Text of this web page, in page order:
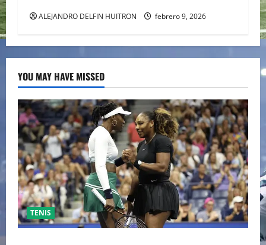
ALEJANDRO DELFIN HUITRON febrero 9, 2026
YOU MAY HAVE MISSED
TENIS